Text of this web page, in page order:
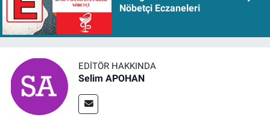
Nöbetçi Eczaneleri
EDITÖR HAKKINDA
Selim APOHAN